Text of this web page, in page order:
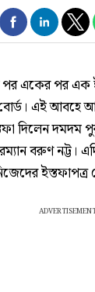
পর একের পর এক
এই আবহে
দিলেন দমদম
বরুণ নট্ট।
ইস্তফাপত্র